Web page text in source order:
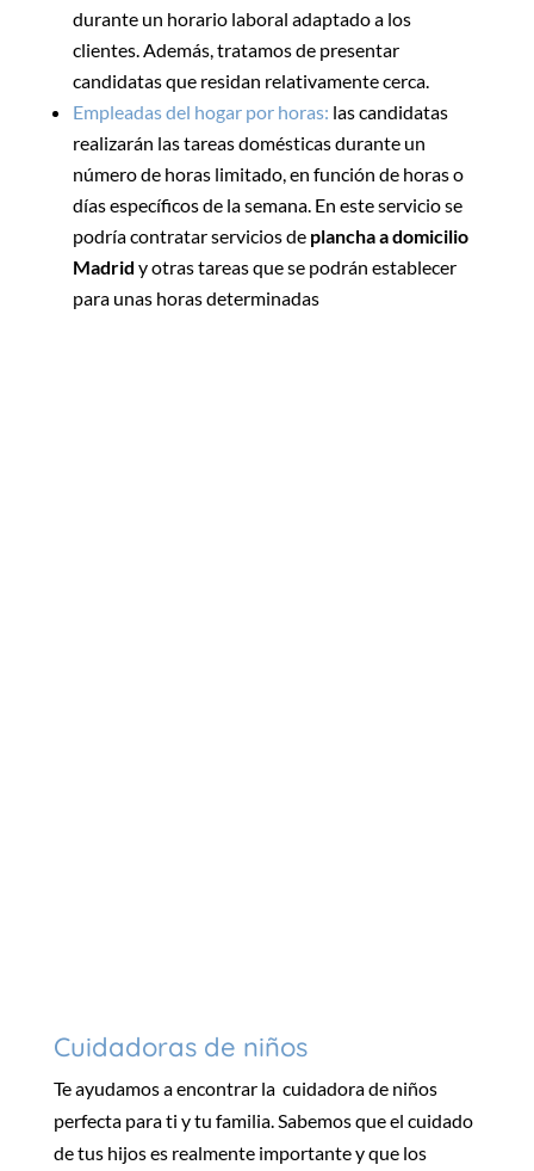
durante un horario laboral adaptado a los
clientes. Además, tratamos de presentar
candidatas que residan relativamente cerca.
Empleadas del hogar por horas: las candidatas
realizarán las tareas domésticasdurante un
número de horas limitado, en función de horas o
días específicos de la semana. En este servicio se
podría contratar servicios de plancha a domicilio
Madrid y otras tareas que se podrán establecer
para unas horas determinadas
Cuidadoras de niños
Te ayudamos a encontrar la cuidadora de niños
perfecta para ti y tu familia. Sabemos que el cuidado
de tus hijos es realmente importante yque los